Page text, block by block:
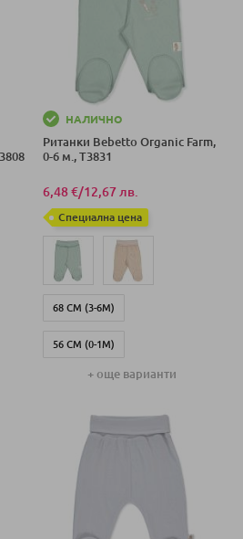
НАЛИЧНО
Ританки Bebetto Organic Farm,
0-6 м., T3831
6,48 €/12,67 лв.
Специална цена
68 СМ (3-6М)
56 СМ (0-1М)
62 СМ (1-3 М)
+ още варианти